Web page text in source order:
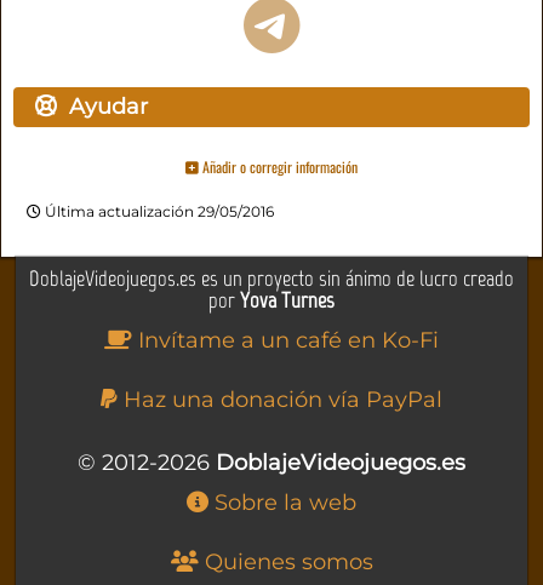
Ayudar
Añadir o corregir información
Última actualización 29/05/2016
DoblajeVideojuegos.es es un proyecto sin ánimo de lucro creado
porYova Turnes
Invítame a un café en Ko-Fi
Haz una donación vía PayPal
© 2012-2026 DoblajeVideojuegos.es
Sobre la web
Quienes somos